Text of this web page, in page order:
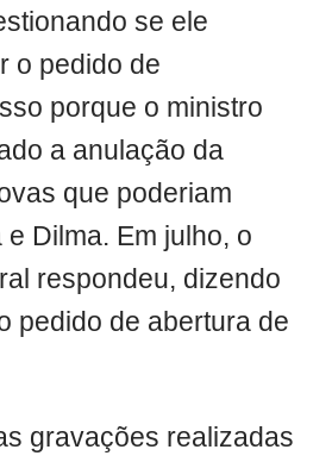
se ele
o pedido de
porque o ministro
a anulação da
que poderiam
Dilma. Em julho, o
respondeu, dizendo
pedido de abertura de
gravações realizadas